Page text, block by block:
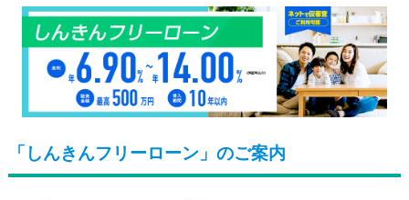
便利なサービス
手数料一覧
「しんきんフリーローン」のご案内